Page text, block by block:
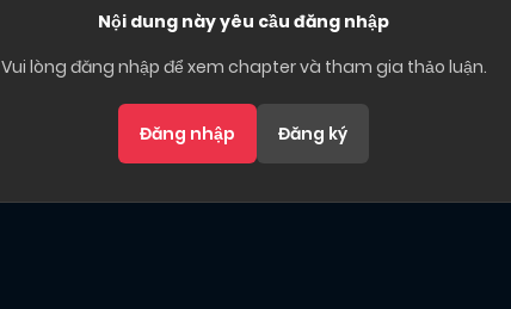
Nội dung này yêu cầu đăng nhập
Vui lòng đăng nhập để xem chapter và tham gia thảo luận.
Đăng nhập Đăng ký